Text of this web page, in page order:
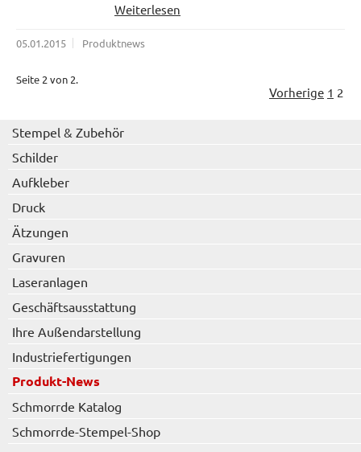
Weiterlesen
05.01.2015 Produktnews
Seite 2 von 2.
Vorherige 1 2
Stempel & Zubehör
Schilder
Aufkleber
Druck
Ätzungen
Gravuren
Laseranlagen
Geschäftsausstattung
Ihre Außendarstellung
Industriefertigungen
Produkt-News
Schmorrde Katalog
Schmorrde-Stempel-Shop